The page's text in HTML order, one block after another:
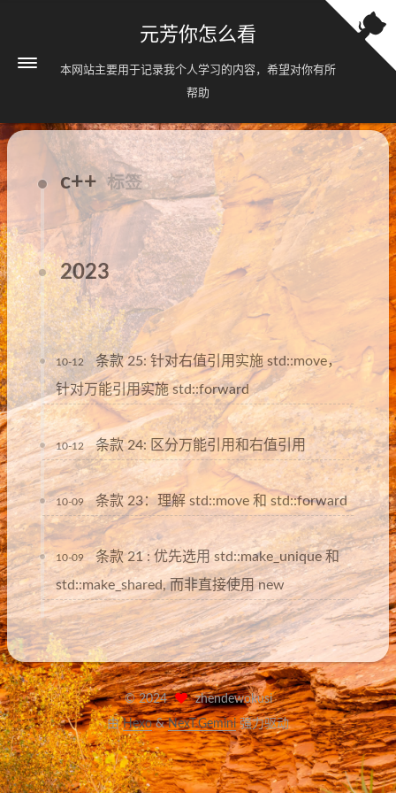
元芳你怎么看
本网站主要用于记录我个人学习的内容，希望对你有所
帮助
c++ 标签
2023
10-12
条款 25: 针对右值引用实施 std::move，
针对万能引用实施 std::forward
10-12 条款 24: 区分万能引用和右值引用
10-09 条款 23：理解 std::move 和 std::forward
10-09
条款 21 : 优先选用 std::make_unique 和
std::make_shared, 而非直接使用 new
©2024
zhendewokusi
由Hexo&NexT.Gemini强力驱动